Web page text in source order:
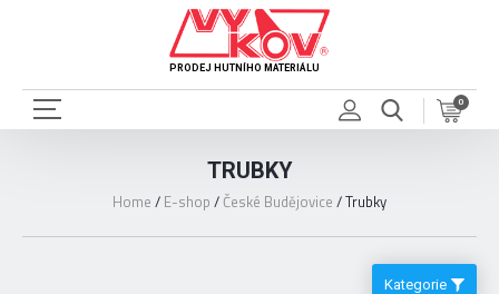
PRODEJ HUTNÍHO MATERIÁLU
0
TRUBKY
Home / E-shop / České Budějovice /Trubky
Kategorie